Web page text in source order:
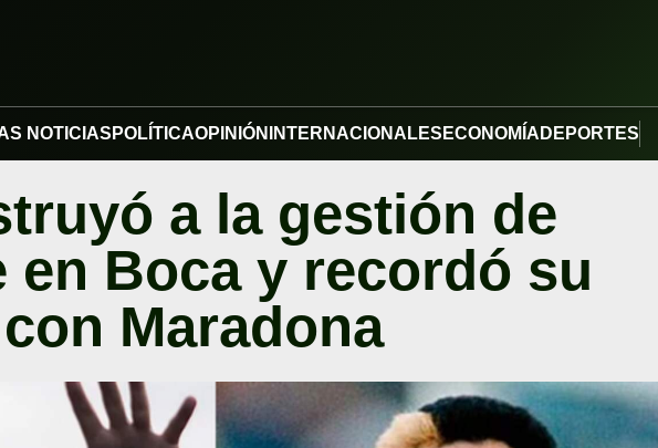
NOTICIAS POLÍTICAOPINIÓN INTERNACIONALES ECONOMÍA DEPORTES
a la gestión de
en Boca y recordó su
Maradona